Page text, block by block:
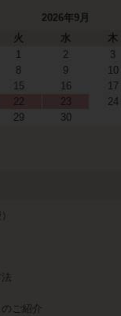
2026年9月
火 水 木
1
2 3
8 9 10
15 16 17
22 23 24
29 30
ご紹介